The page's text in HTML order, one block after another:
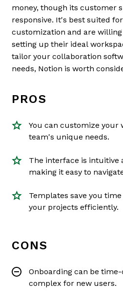
money, though its customer
responsive. It's best suited
customization and are
setting up their ideal
tailor your collaboration
needs, Notion is worth
PROS
You can customize your
team's unique needs.
The interface is intuitive
making it easy to
Templates save you
your projects efficiently.
CONS
Onboarding can be
complex for new users.